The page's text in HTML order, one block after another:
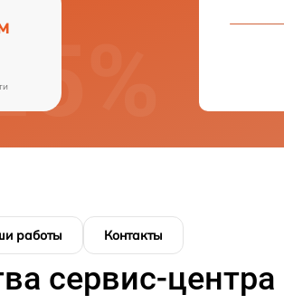
работы Контакты
сервис-центра